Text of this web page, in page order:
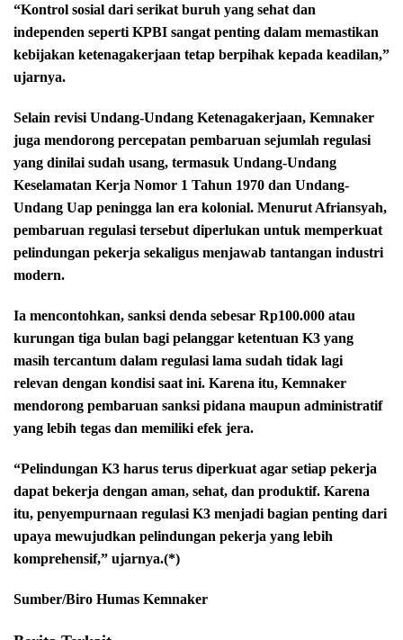
“Kontrol sosial dari serikat buruh yang sehat dan
independen seperti KPBI sangat penting dalam memastikan
kebijakan ketenagakerjaan tetap berpihak kepada keadilan,”
ujarnya.
Selain revisi Undang-Undang Ketenagakerjaan, Kemnaker
juga mendorong percepatan pembaruan sejumlah regulasi
yang dinilai sudah usang, termasuk Undang-Undang
Keselamatan Kerja Nomor 1 Tahun 1970 dan Undang-
Undang Uap peningga lan era kolonial. Menurut Afriansyah,
pembaruan regulasi tersebut diperlukan untuk memperkuat
pelindungan pekerja sekaligus menjawab tantangan industri
modern.
Ia mencontohkan, sanksi denda sebesar Rp100.000 atau
kurungan tiga bulan bagi pelanggar ketentuan K3 yang
masih tercantum dalam regulasi lama sudah tidak lagi
relevan dengan kondisi saat ini. Karena itu, Kemnaker
mendorong pembaruan sanksi pidana maupun administratif
yang lebih tegas dan memiliki efek jera.
“Pelindungan K3 harus terus diperkuat agar setiap pekerja
dapat bekerja dengan aman, sehat, dan produktif. Karena
itu, penyempurnaan regulasi K3 menjadi bagian penting dari
upaya mewujudkan pelindungan pekerja yang lebih
komprehensif,” ujarnya.(*)
Sumber/Biro Humas Kemnaker